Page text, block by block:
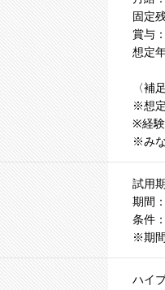
固定
賞与
想定
〈補
※想
※経験
※み
試用
期間
条件
※期
ハイ